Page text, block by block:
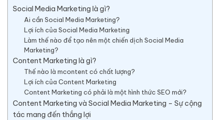
Social Media Marketing là gì?
Ai cần Social Media Marketing?
Lợi ích của Social Media Marketing
Làm thế nào để tạo nên một chiến dịch Social Media
Marketing?
Content Marketing là gì?
Thế nào là mcontent có chất lượng?
Lợi ích của Content Marketing
Content Marketing có phải là một hình thức SEO mới?
Content Marketing và Social Media Marketing – Sự cộng
tác mang đến thắng lợi